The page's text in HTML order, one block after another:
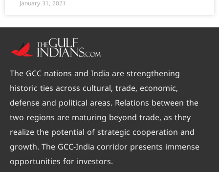
January 31, 2021
The GCC nations and India are strengthening
historic ties across cultural, trade, economic,
defense and political areas. Relations between the
two regions are maturing beyond trade, as they
realize the potential of strategic cooperation and
growth. The GCC-India corridor presents immense
opportunities for investors.